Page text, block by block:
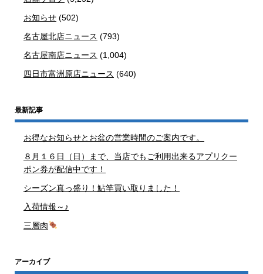
お知らせ (502)
名古屋北店ニュース (793)
名古屋南店ニュース (1,004)
四日市富洲原店ニュース (640)
最新記事
お得なお知らせとお盆の営業時間のご案内です。
８月１６日（日）まで、当店でもご利用出来るアプリクー
ポン券が配信中です！
シーズン真っ盛り！鮎竿買い取りました！
入荷情報～♪
三層肉
アーカイブ